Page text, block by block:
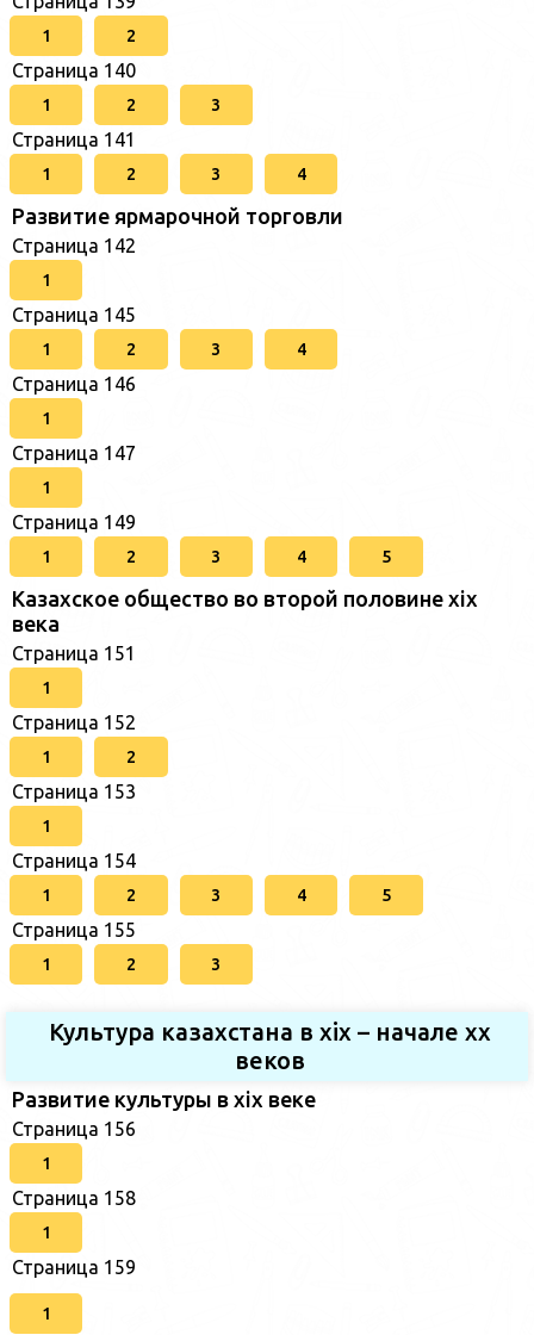
1 2
Страница 140
1 2 3
Страница 141
1 2 3 4
Развитие ярмарочной торговли
Страница 142
1
Страница 145
1 2 3 4
Страница 146
1
Страница 147
1
Страница 149
1 2 3 4 5
Казахское общество во второй половине хіх
века
Страница 151
1
Страница 152
1 2
Страница 153
1
Страница 154
1 2 3 4 5
Страница 155
1 2 3
Культура казахстана в xix – начале хх
веков
Развитие культуры в xix веке
Страница 156
1
Страница 158
1
Страница 159
1